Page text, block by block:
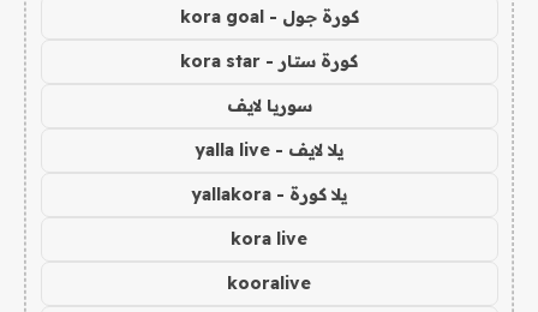
كورة جول - kora goal
كورة ستار - kora star
سوريا لايف
يلا لايف - yalla live
يلا كورة - yallakora
kora live
kooralive